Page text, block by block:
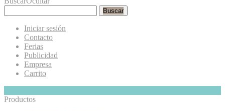
Buscar
Iniciar sesión
Contacto
Ferias
Publicidad
Empresa
Carrito
Productos